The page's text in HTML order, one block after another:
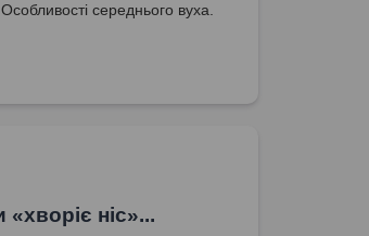
середнього вуха.
ніс‎»...